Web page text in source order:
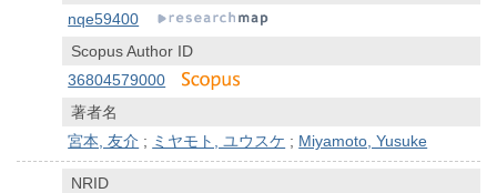
nqe59400
Scopus Author ID
36804579000
著者名
宮本, 友介 ; ミヤモト, ユウスケ ; Miyamoto, Yusuke
NRID